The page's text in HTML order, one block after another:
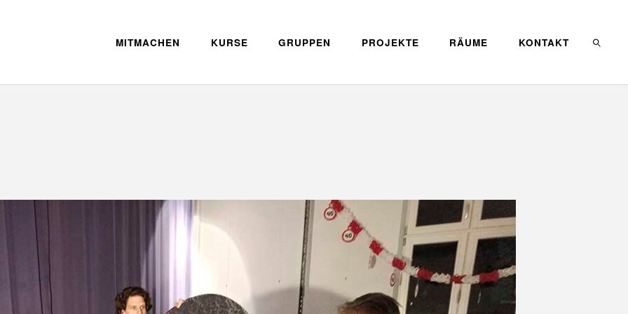
MITMACHEN KURSE GRUPPEN PROJEKTE RÄUME KONTAKT